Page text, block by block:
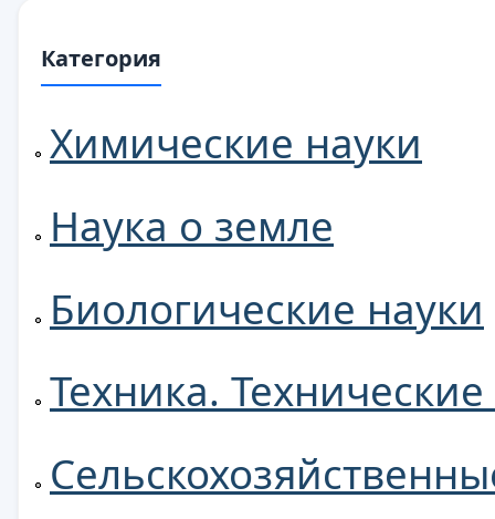
Категория
Химические науки
Наука о земле
Биологические науки
Техника.